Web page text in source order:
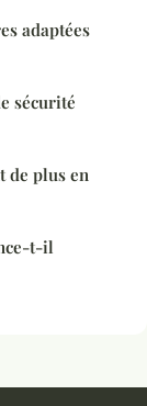
adaptées
sécurité
de plus en
t-il